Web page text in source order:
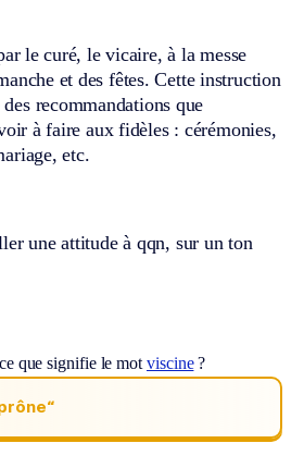
le curé, le vicaire, à la messe
et des fêtes. Cette instruction
recommandations que
à faire aux fidèles : cérémonies,
etc.
une attitude à qqn, sur un ton
que signifie le mot viscine?